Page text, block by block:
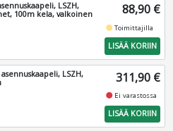
LSZH,
100m kela, valkoinen
88,90 €
fiber_manual_recordToimittajilla
LISÄÄ KORIIN
asennuskaapeli, LSZH,
311,90 €
fiber_manual_record Ei varastossa
LISÄÄ KORIIN